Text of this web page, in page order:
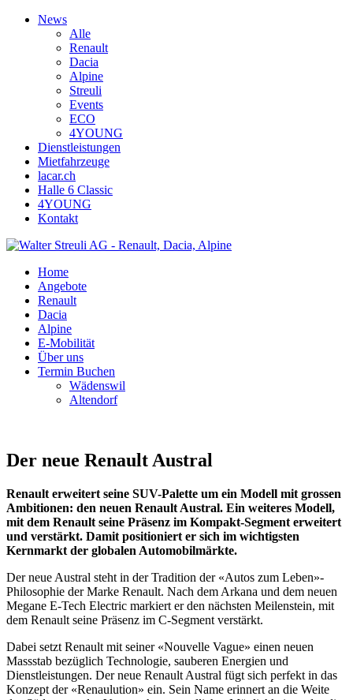
News
Alle
Renault
Dacia
Alpine
Streuli
Events
ECO
4YOUNG
Dienstleistungen
Mietfahrzeuge
lacar.ch
Halle 6 Classic
4YOUNG
Kontakt
Home
Angebote
Renault
Dacia
Alpine
E-Mobilität
Über uns
Termin Buchen
Wädenswil
Altendorf
Der neue Renault Austral
Renault erweitert seine SUV-Palette um ein Modell mit grossen
Ambitionen: den neuen Renault Austral. Ein weiteres Modell,
mit dem Renault seine Präsenz im Kompakt-Segment erweitert
und verstärkt. Damit positioniert er sich im wichtigsten
Kernmarkt der globalen Automobilmärkte.
Der neue Austral steht in der Tradition der «Autos zum Leben»-
Philosophie der Marke Renault. Nach dem Arkana und dem neuen
Megane E-Tech Electric markiert er den nächsten Meilenstein, mit
dem Renault seine Präsenz im C-Segment verstärkt.
Dabei setzt Renault mit seiner «Nouvelle Vague» einen neuen
Massstab bezüglich Technologie, sauberen Energien und
Dienstleistungen. Der neue Renault Austral fügt sich perfekt in das
Konzept der «Renaulution» ein. Sein Name erinnert an die Weite